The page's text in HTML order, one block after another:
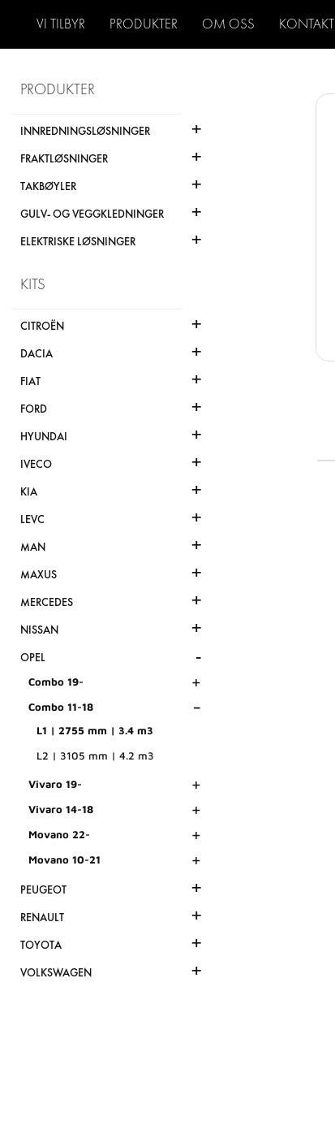
VI TILBYR PRODUKTER OM OSS KONTAKT
PRODUKTER
INNREDNINGSLØSNINGER +
FRAKTLØSNINGER +
TAKBØYLER +
GULV- OG VEGGKLEDNINGER +
ELEKTRISKE LØSNINGER +
KITS
CITROËN +
DACIA +
FIAT +
FORD +
HYUNDAI +
IVECO +
KIA +
LEVC +
MAN +
MAXUS +
MERCEDES +
NISSAN +
OPEL -
Combo 19- +
Combo 11-18 -
L1 | 2755 mm | 3.4 m3
L2 | 3105 mm | 4.2 m3
Vivaro 19- +
Vivaro 14-18 +
Movano 22- +
Movano 10-21 +
PEUGEOT +
RENAULT +
TOYOTA +
VOLKSWAGEN +